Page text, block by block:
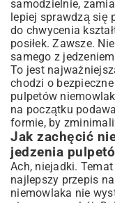
samodzielnie,
lepiej sprawdzą się
do chwycenia
posiłek. Zawsze.
samego z
To jest
chodzi o
pulpetów
na początku
formie, by
Jak zachęcić
jedzenia
Ach, niejadki.
najlepszy przepis
niemowlaka nie